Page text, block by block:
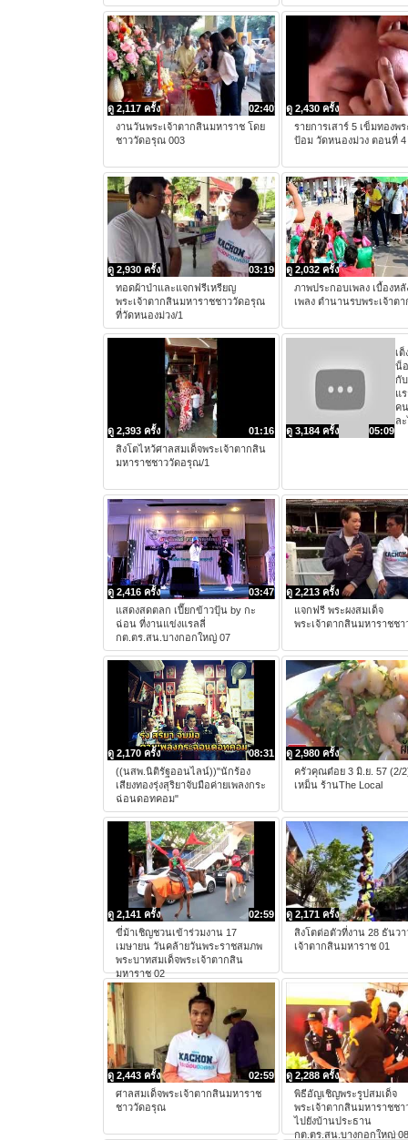
02:40
ดู 2,117 ครั้ง
งานวันพระเจ้าตากสินมหาราช โดย
ชาววัดอรุณ 003
ดู 2,430 ครั้ง
รายการเสาร์ 5 เข็มทองพ
ป้อม วัดหนองม่วง ตอนที่ 4
03:19
ดู 2,930 ครั้ง
ทอดผ้าป่าและแจกฟรีเหรียญ
พระเจ้าตากสินมหาราชชาววัดอรุณ
ที่วัดหนองม่วง/1
ดู 2,032 ครั้ง
ภาพประกอบเพลง เบื้องห
เพลง ตำนานรบพระเจ้าตา
01:16
ดู 2,393 ครั้ง
สิงโตไหว้ศาลสมเด็จพระเจ้าตากสิน
มหาราชชาววัดอรุณ/1
05:09
ดู 3,184 ครั้ง
เ
น็
กั
แ
ค
ล
03:47
ดู 2,416 ครั้ง
แสดงสดตลก เปี๊ยกข้าวปุ้น by กะ
ฉ่อน ที่งานแข่งแรลลี่
กต.ตร.สน.บางกอกใหญ่ 07
ดู 2,213 ครั้ง
แจกฟรี พระผงสมเด็จ
พระเจ้าตากสินมหาราชช
08:31
ดู 2,170 ครั้ง
((นสพ.นิติรัฐออนไลน์))"นักร้อง
เสียงทองรุ่งสุริยาจับมือค่ายเพลงกระ
ฉ่อนดอทคอม"
ดู 2,980 ครั้ง
ครัวคุณต๋อย 3 มิ.ย. 57 (2/
เหม็น ร้านThe Local
02:59
ดู 2,141 ครั้ง
ขี่ม้าเชิญชวนเข้าร่วมงาน 17
เมษายน วันคล้ายวันพระราชสมภพ
พระบาทสมเด็จพระเจ้าตากสิน
มหาราช 02
ดู 2,171 ครั้ง
สิงโตต่อตัวที่งาน 28 ธันว
เจ้าตากสินมหาราช 01
02:59
ดู 2,443 ครั้ง
ศาลสมเด็จพระเจ้าตากสินมหาราช
ชาววัดอรุณ
ดู 2,288 ครั้ง
พิธีอัญเชิญพระรูปสมเด็จ
พระเจ้าตากสินมหาราชช
ไปยังบ้านประธาน
กต.ตร.สน.บางกอกใหญ่ 08